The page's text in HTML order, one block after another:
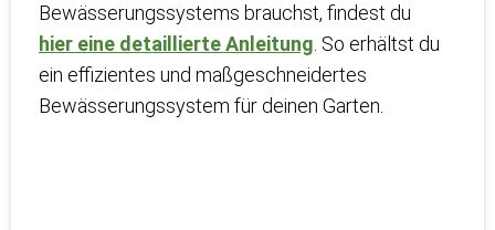
Bewässerungssystems brauchst, findest du
hier eine detaillierte Anleitung . So erhältst du
ein effizientes und maßgeschneidertes
Bewässerungssystem für deinen Garten.